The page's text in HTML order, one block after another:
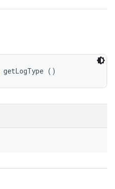
getLogType ()